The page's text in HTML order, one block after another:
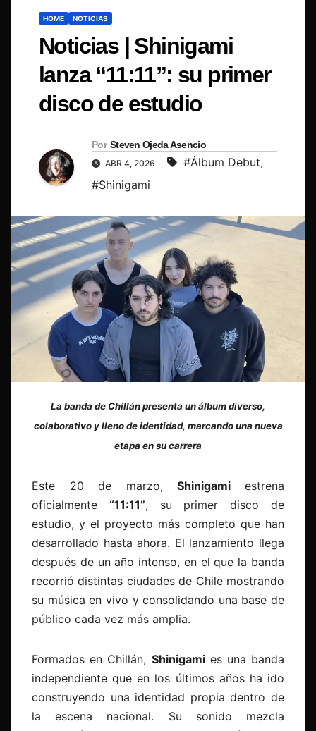
HOME NOTICIAS
Noticias | Shinigami
lanza “11:11”: su primer
disco de estudio
Por Steven Ojeda Asencio
ABR 4, 2026 #Álbum Debut,
#Shinigami
La banda de Chillán presenta un álbum diverso,
colaborativo y lleno de identidad, marcando una nueva
etapa en su carrera
Este 20 de marzo,Shinigamiestrena
oficialmente “11:11”, su primer disco de
estudio, y el proyecto más completo que han
desarrollado hasta ahora. El lanzamiento llega
después de un año intenso, en el que la banda
recorrió distintas ciudades de Chile mostrando
su música en vivo y consolidando una base de
público cada vez más amplia.
Formados en Chillán, Shinigamies una banda
independiente que en los últimos años ha ido
construyendo una identidad propia dentro de
la escena nacional. Su sonido mezcla